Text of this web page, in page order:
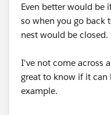
Even better would be
so when you go back
nest would be closed.
I've not come across
great to know if it can
example.